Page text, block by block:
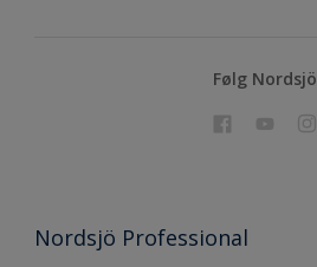
Følg Nordsjö
Nordsjö Professional